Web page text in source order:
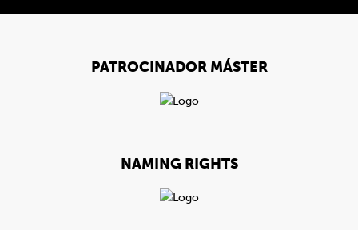
PATROCINADOR MÁSTER
NAMING RIGHTS